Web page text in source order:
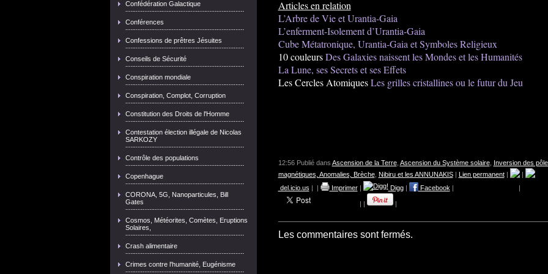
Confédération Galactique
Conférences
Confessions de prêtres Jésuites
Conseils de Sécurité
Conspiration mondiale
Conspiration, Complot, Corruption
Constitution des Droits de l'Homme
Contestation élection illégale de Nicolas
SARKOZY
Contrôle des populations
Copenhague
CORONA, 5G, Nanoparticules, Bill
Gates
Cosmos, Météorites, Comètes, Eruptions
Solaires,
Crash alimentaire
Crimes contre l'humanité, Eugénisme
Articles en relation
L’Arbre de Vie et Urantia-Gaia
L’enferment-Isolement d’Urantia-Gaia
Cube Métatronique, Urantia-Gaia et Symboles Religieux
10 couleursDes Galaxies naissent les Mondes et les Humanités
La Lune, ses Secrets et ses Effets
Les Cercles AtomiquesLes grilles cristallines ou le futur du Jeu
12:56 Publié dans Ascension de la Terre, Ascension du Système solaire, Inversion des
magnétiques, Anomalies, Brèche, Nibiru et les ANNUNAKIS| Lien permanent|
|
del.icio.us | | Imprimer| Digg| Facebook | |
| | |
Les commentaires sont fermés.